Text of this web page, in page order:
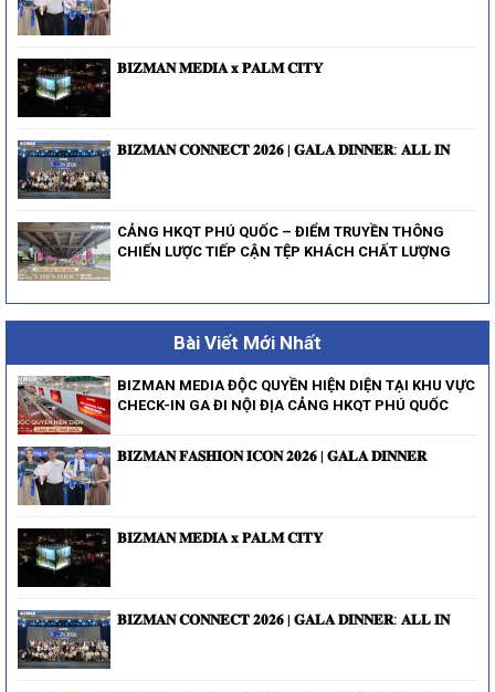
𝐁𝐈𝐙𝐌𝐀𝐍 𝐌𝐄𝐃𝐈𝐀 𝐱 𝐏𝐀𝐋𝐌 𝐂𝐈𝐓𝐘
𝐁𝐈𝐙𝐌𝐀𝐍 𝐂𝐎𝐍𝐍𝐄𝐂𝐓 𝟐𝟎𝟐𝟔 | 𝐆𝐀𝐋𝐀 𝐃𝐈𝐍𝐍𝐄𝐑: 𝐀𝐋𝐋 𝐈𝐍
CẢNG HKQT PHÚ QUỐC – ĐIỂM TRUYỀN THÔNG
CHIẾN LƯỢC TIẾP CẬN TỆP KHÁCH CHẤT LƯỢNG
Bài Viết Mới Nhất
BIZMAN MEDIA ĐỘC QUYỀN HIỆN DIỆN TẠI KHU VỰC
CHECK-IN GA ĐI NỘI ĐỊA CẢNG HKQT PHÚ QUỐC
𝐁𝐈𝐙𝐌𝐀𝐍 𝐅𝐀𝐒𝐇𝐈𝐎𝐍 𝐈𝐂𝐎𝐍 𝟐𝟎𝟐𝟔 | 𝐆𝐀𝐋𝐀 𝐃𝐈𝐍𝐍𝐄𝐑
𝐁𝐈𝐙𝐌𝐀𝐍 𝐌𝐄𝐃𝐈𝐀 𝐱 𝐏𝐀𝐋𝐌 𝐂𝐈𝐓𝐘
𝐁𝐈𝐙𝐌𝐀𝐍 𝐂𝐎𝐍𝐍𝐄𝐂𝐓 𝟐𝟎𝟐𝟔 | 𝐆𝐀𝐋𝐀 𝐃𝐈𝐍𝐍𝐄𝐑: 𝐀𝐋𝐋 𝐈𝐍